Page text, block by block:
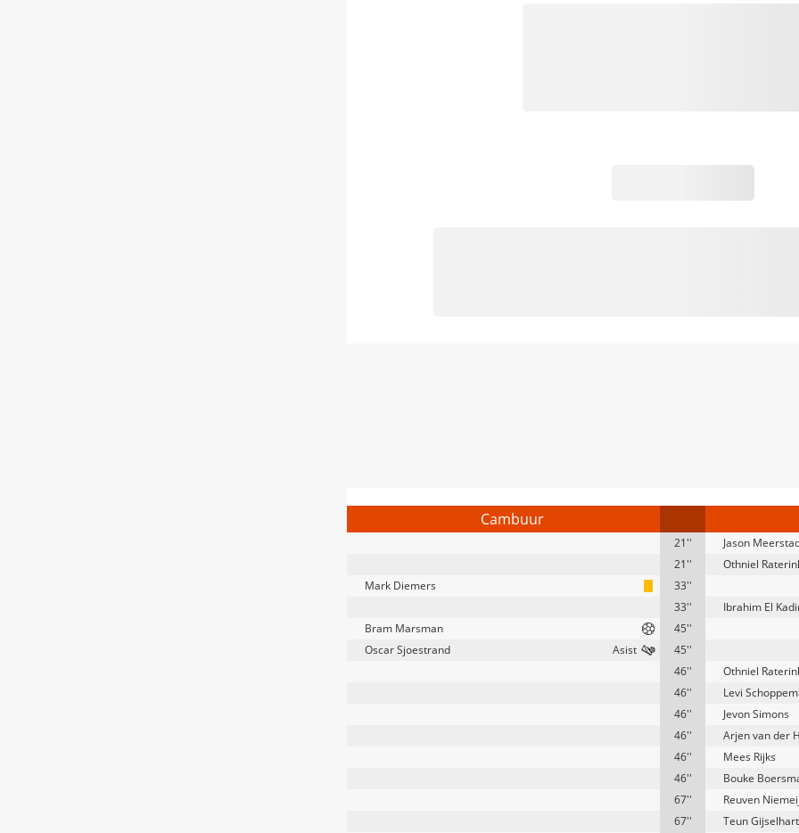
Cambuur
21''
Jason
21''
Othniel
Mark Diemers
33''
33''
Ibrahim El
Bram Marsman
45''
Oscar Sjoestrand
45''
46''
Othniel
46''
Levi
46''
Jevon Simons
46''
Arjen van der
46''
Mees Rijks
46''
Bouke
67''
Reuven
67''
Teun Gijselhart